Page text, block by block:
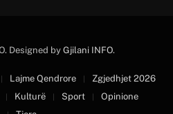
Designed by Gjilani INFO.
Lajme Qendrore
Zgjedhjet 2026
Kulturë Sport
Opinione